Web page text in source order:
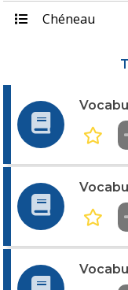
Chéneau